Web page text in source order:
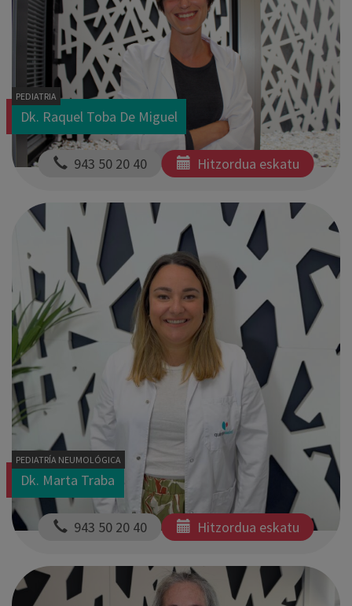
PEDIATRIA
Dk. Raquel Toba De Miguel
943 50 20 40 Hitzordua eskatu
PEDIATRÍA NEUMOLÓGICA
Dk. Marta Traba
943 50 20 40 Hitzordua eskatu